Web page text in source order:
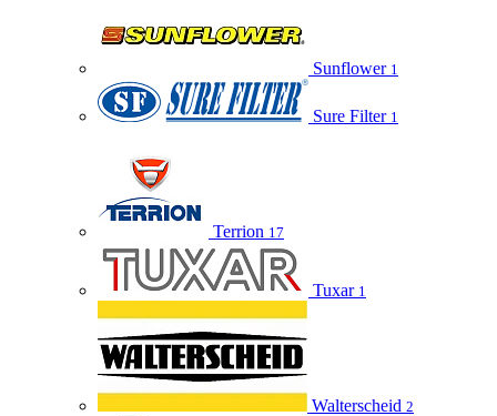
Sunflower 1
Sure Filter 1
Terrion 17
Tuxar 1
Walterscheid 2